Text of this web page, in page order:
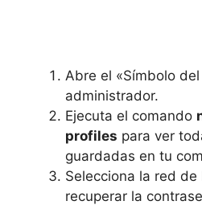
Abre el «Símbolo
administrador.
Ejecuta el comando
profiles para ver
guardadas en tu
Selecciona la red
recuperar la